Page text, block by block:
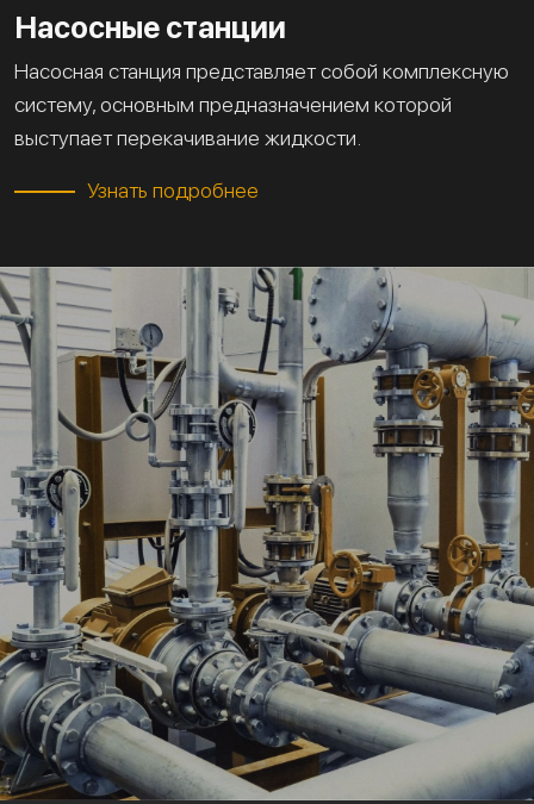
Насосные станции
Насосная станция представляет собой комплексную
систему, основным предназначением которой
выступает перекачивание жидкости.
Узнать подробнее